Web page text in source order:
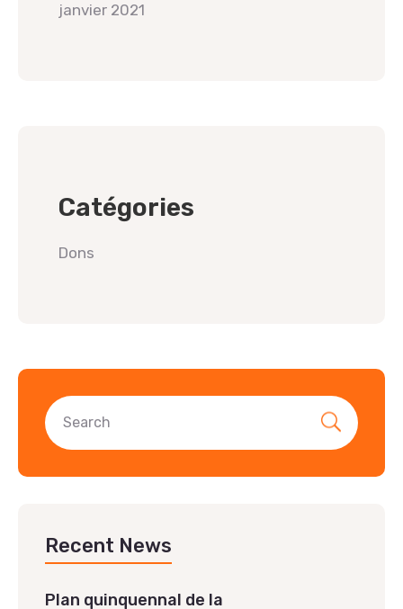
janvier 2021
Catégories
Dons
Recent News
Plan quinquennal de la